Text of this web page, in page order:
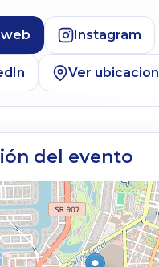
Instagram
Ver ubicacion
del evento